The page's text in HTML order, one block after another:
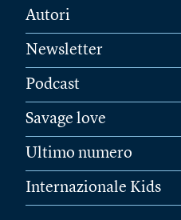
Autori
Newsletter
Podcast
Savage love
Ultimo numero
Internazionale Kids